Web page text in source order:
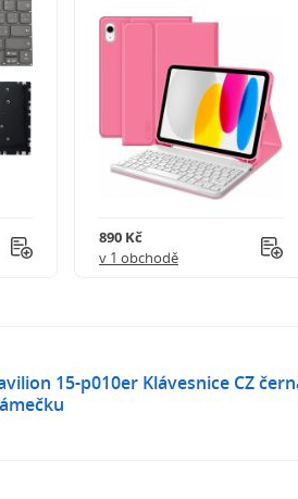
890 Kč
v 1 obchodě
15-p010er Klávesnice CZ